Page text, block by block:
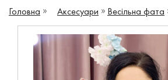
Головна Аксесуари Весільна фата